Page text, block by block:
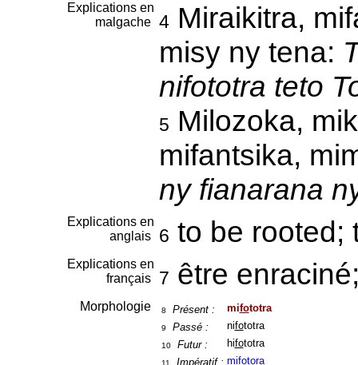
Explications en
malgache 4Miraikitra,
misy ny tena:
nifototra teto
5 Milozoka,
mifantsika,
ny fianarana
Explications en
anglais
6 to be
Explications en
français
7 être
Morphologie 8 Présent : mifototra
9 Passé : nifototra
10 Futur : hifototra
11 Impératif : mifotora